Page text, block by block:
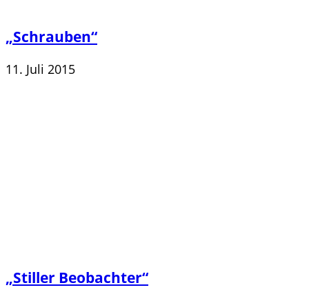
„Schrauben“
11. Juli 2015
„Stiller Beobachter“